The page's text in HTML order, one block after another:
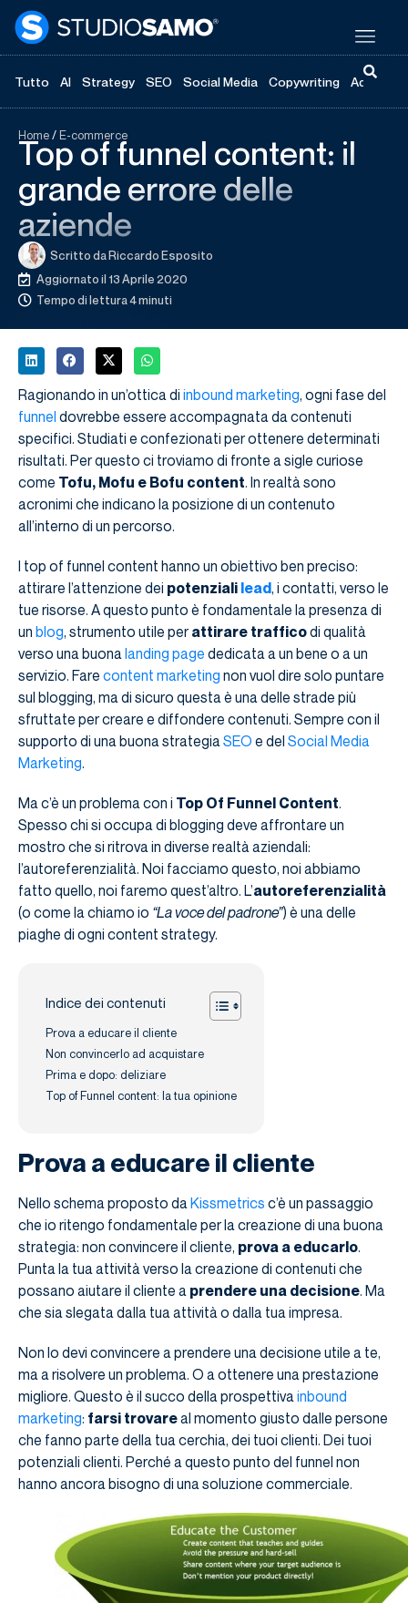
Tutto AI Strategy SEO Social Media Copywriting
Home/ E-commerce
Top of funnel content: il
grande errore delle
aziende
Scritto daRiccardo Esposito
Aggiornato il 13 Aprile 2020
Tempo di lettura 4 minuti
Ragionando in un’ottica di inbound marketing, ogni fase del
funnel dovrebbe essere accompagnata da contenuti
specifici. Studiati e confezionati per ottenere determinati
risultati. Per questo ci troviamo di fronte a sigle curiose
come Tofu, Mofu e Bofu content. In realtà sono
acronimi che indicano la posizione di un contenuto
all’interno di un percorso.
I top of funnel content hanno un obiettivo ben preciso:
attirare l’attenzione dei potenziali lead, i contatti, verso le
tue risorse. A questo punto è fondamentale la presenza di
un blog, strumento utile perattirare trafficodi qualità
verso una buona landing page dedicata a un bene o a un
servizio. Fare content marketing non vuol dire solo puntare
sul blogging, ma di sicuro questa è una delle strade più
sfruttate per creare e diffondere contenuti. Sempre con il
supporto di una buona strategia SEO e del Social Media
Marketing.
Ma c’è un problema con i Top Of Funnel Content.
Spesso chi si occupa di blogging deve affrontare un
mostro che si ritrova in diverse realtà aziendali:
l’autoreferenzialità. Noi facciamo questo, noi abbiamo
fatto quello, noi faremo quest’altro. L’autoreferenzialità
(o come la chiamo io “La voce del padrone”) è una delle
piaghe di ogni content strategy.
Indice dei contenuti
Prova a educare il cliente
Non convincerlo ad acquistare
Prima e dopo: deliziare
Top of Funnel content: la tua opinione
Prova a educare il cliente
Nello schema proposto da Kissmetrics c’è un passaggio
che io ritengo fondamentale per la creazione di una buona
strategia: non convincere il cliente, prova a educarlo.
Punta la tua attività verso la creazione di contenuti che
possano aiutare il cliente a prendere una decisione. Ma
che sia slegata dalla tua attività o dalla tua impresa.
Non lo devi convincere a prendere una decisione utile a te,
ma a risolvere un problema. O a ottenere una prestazione
migliore. Questo è il succo della prospettiva inbound
marketing: farsi trovareal momento giusto dalle persone
che fanno parte della tua cerchia, dei tuoi clienti. Dei tuoi
potenziali clienti. Perché a questo punto del funnel non
hanno ancora bisogno di una soluzione commerciale.